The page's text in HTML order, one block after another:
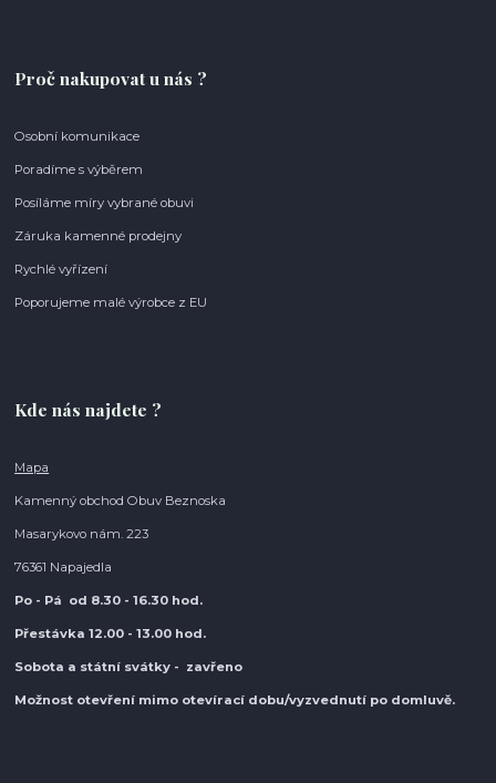
Proč nakupovat u nás ?
Osobní komunikace
Poradíme s výběrem
Posíláme míry vybrané obuvi
Záruka kamenné prodejny
Rychlé vyřízení
Poporujeme malé výrobce z EU
Kde nás najdete ?
Mapa
Kamenný obchod Obuv Beznoska
Masarykovo nám. 223
76361 Napajedla
Po - Pá od 8.30 - 16.30 hod.
Přestávka 12.00 - 13.00 hod.
Sobota a státní svátky - zavřeno
Možnost otevření mimo otevírací dobu/vyzvednutí po domluvě.